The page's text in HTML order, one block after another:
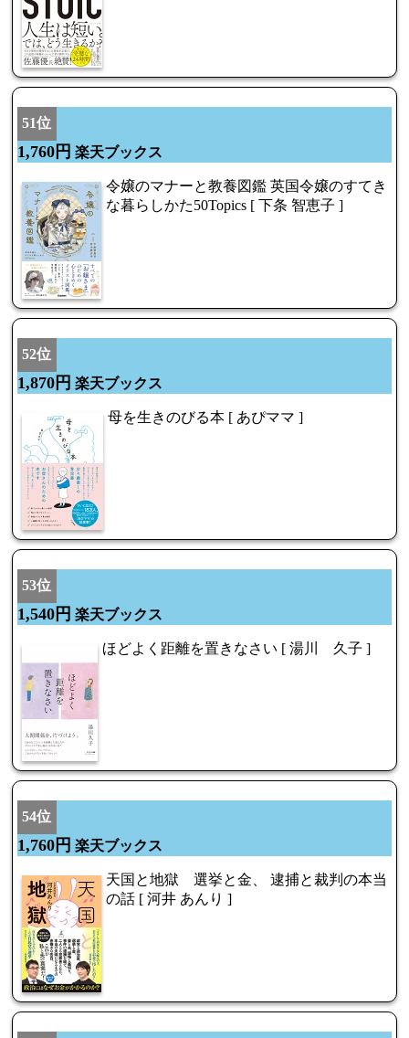
51位
1,760円 楽天ブックス
令嬢のマナーと教養図鑑 英国令嬢のすてき
な暮らしかた50Topics [ 下条 智恵子 ]
52位
1,870円 楽天ブックス
母を生きのびる本 [ あぴママ ]
53位
1,540円 楽天ブックス
ほどよく距離を置きなさい [ 湯川 久子 ]
54位
1,760円 楽天ブックス
天国と地獄 選挙と金、 逮捕と裁判の本当
の話 [ 河井 あんり ]